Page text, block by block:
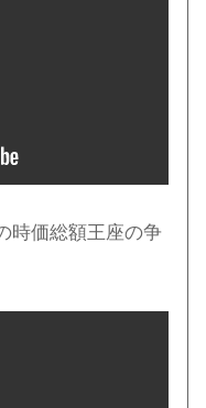
時価総額王座の争